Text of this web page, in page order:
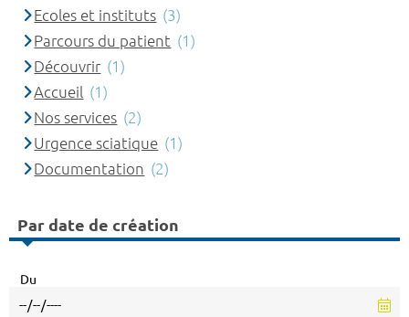
Ecoles et instituts (3)
Parcours du patient (1)
Découvrir (1)
Accueil (1)
Nos services (2)
Urgence sciatique (1)
Documentation (2)
Par date de création
Du